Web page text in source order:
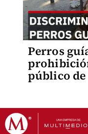
Perros
público de